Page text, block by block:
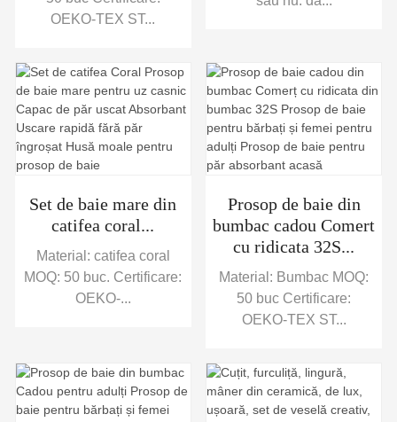
OEKO-TEX ST...
Set de baie mare din
catifea coral...
Material: catifea coral
MOQ: 50 buc. Certificare:
OEKO-...
Prosop de baie din
bumbac cadou Comert
cu ridicata 32S...
Material: Bumbac MOQ:
50 buc Certificare:
OEKO-TEX ST...